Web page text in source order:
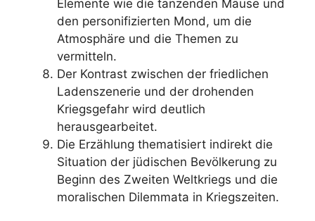
Elemente wie die tanzenden Mäuse und
den personifizierten Mond, um die
Atmosphäre und die Themen zu
vermitteln.
Der Kontrast zwischen der friedlichen
Ladenszenerie und der drohenden
Kriegsgefahr wird deutlich
herausgearbeitet.
Die Erzählung thematisiert indirekt die
Situation der jüdischen Bevölkerung zu
Beginn des Zweiten Weltkriegs und die
moralischen Dilemmata in Kriegszeiten.